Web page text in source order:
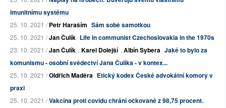
imunitnímu systému
25. 10. 2021 /Petr Haraším Sám sobě samotkou
25. 10. 2021 /Jan Čulík Life in communist Czechoslovakia in the 1970s
23. 10. 2021 /Jan Čulík , Karel Dolejší , Albín Sybera Jaké to bylo za
komunismu - osobní svědectví Jana Čulíka - v kontex...
25. 10. 2021 /Oldřich Maděra Etický kodex České advokátní komory v
praxi
25. 10. 2021 /Vakcína proti covidu chrání očkované z 98,75 procent.